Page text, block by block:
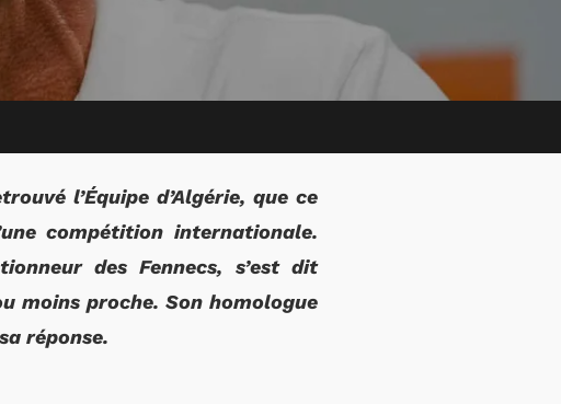
l’Équipe d’Algérie, que ce
compétition internationale.
des Fennecs, s’est dit
moins proche. Son homologue
réponse.